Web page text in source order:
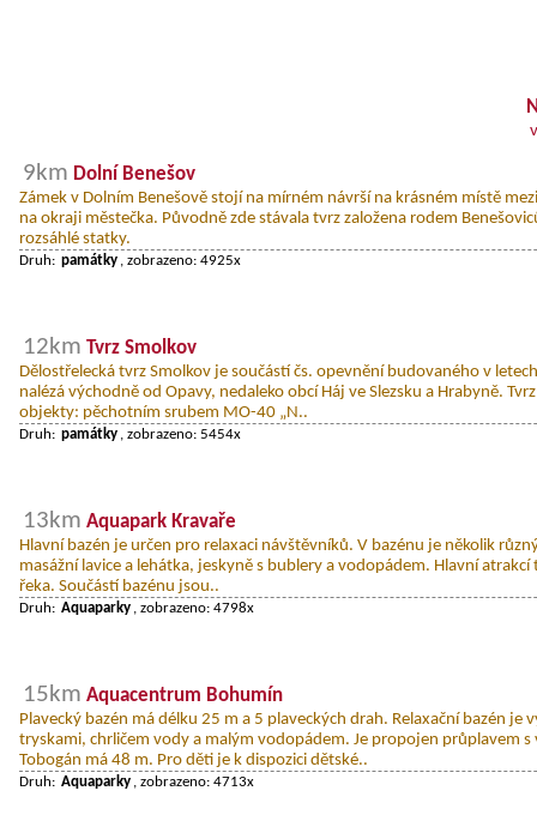
9km Dolní Benešov
Zámek v Dolním Benešově stojí na mírném návrší na krásném místě
na okraji městečka. Původně zde stávala tvrz založena rodem
rozsáhlé statky.
Druh: památky , zobrazeno: 4925x
12km Tvrz Smolkov
Dělostřelecká tvrz Smolkov je součástí čs. opevnění budovaného v
nalézá východně od Opavy, nedaleko obcí Háj ve Slezsku a Hrabyně.
objekty: pěchotním srubem MO-40 „N..
Druh: památky , zobrazeno: 5454x
13km Aquapark Kravaře
Hlavní bazén je určen pro relaxaci návštěvníků. V bazénu je několik
masážní lavice a lehátka, jeskyně s bublery a vodopádem. Hlavní
řeka. Součástí bazénu jsou..
Druh: Aquaparky , zobrazeno: 4798x
15km Aquacentrum Bohumín
Plavecký bazén má délku 25 m a 5 plaveckých drah. Relaxační bazén je
tryskami, chrličem vody a malým vodopádem. Je propojen průplavem s
Tobogán má 48 m. Pro děti je k dispozici dětské..
Druh: Aquaparky , zobrazeno: 4713x